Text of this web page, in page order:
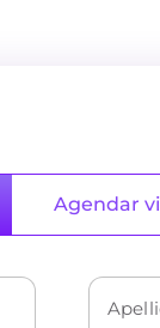
Agendar